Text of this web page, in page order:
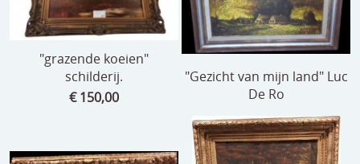
"grazende koeien"
schilderij.
€ 150,00
"Gezicht van mijn land" Luc
De Ro